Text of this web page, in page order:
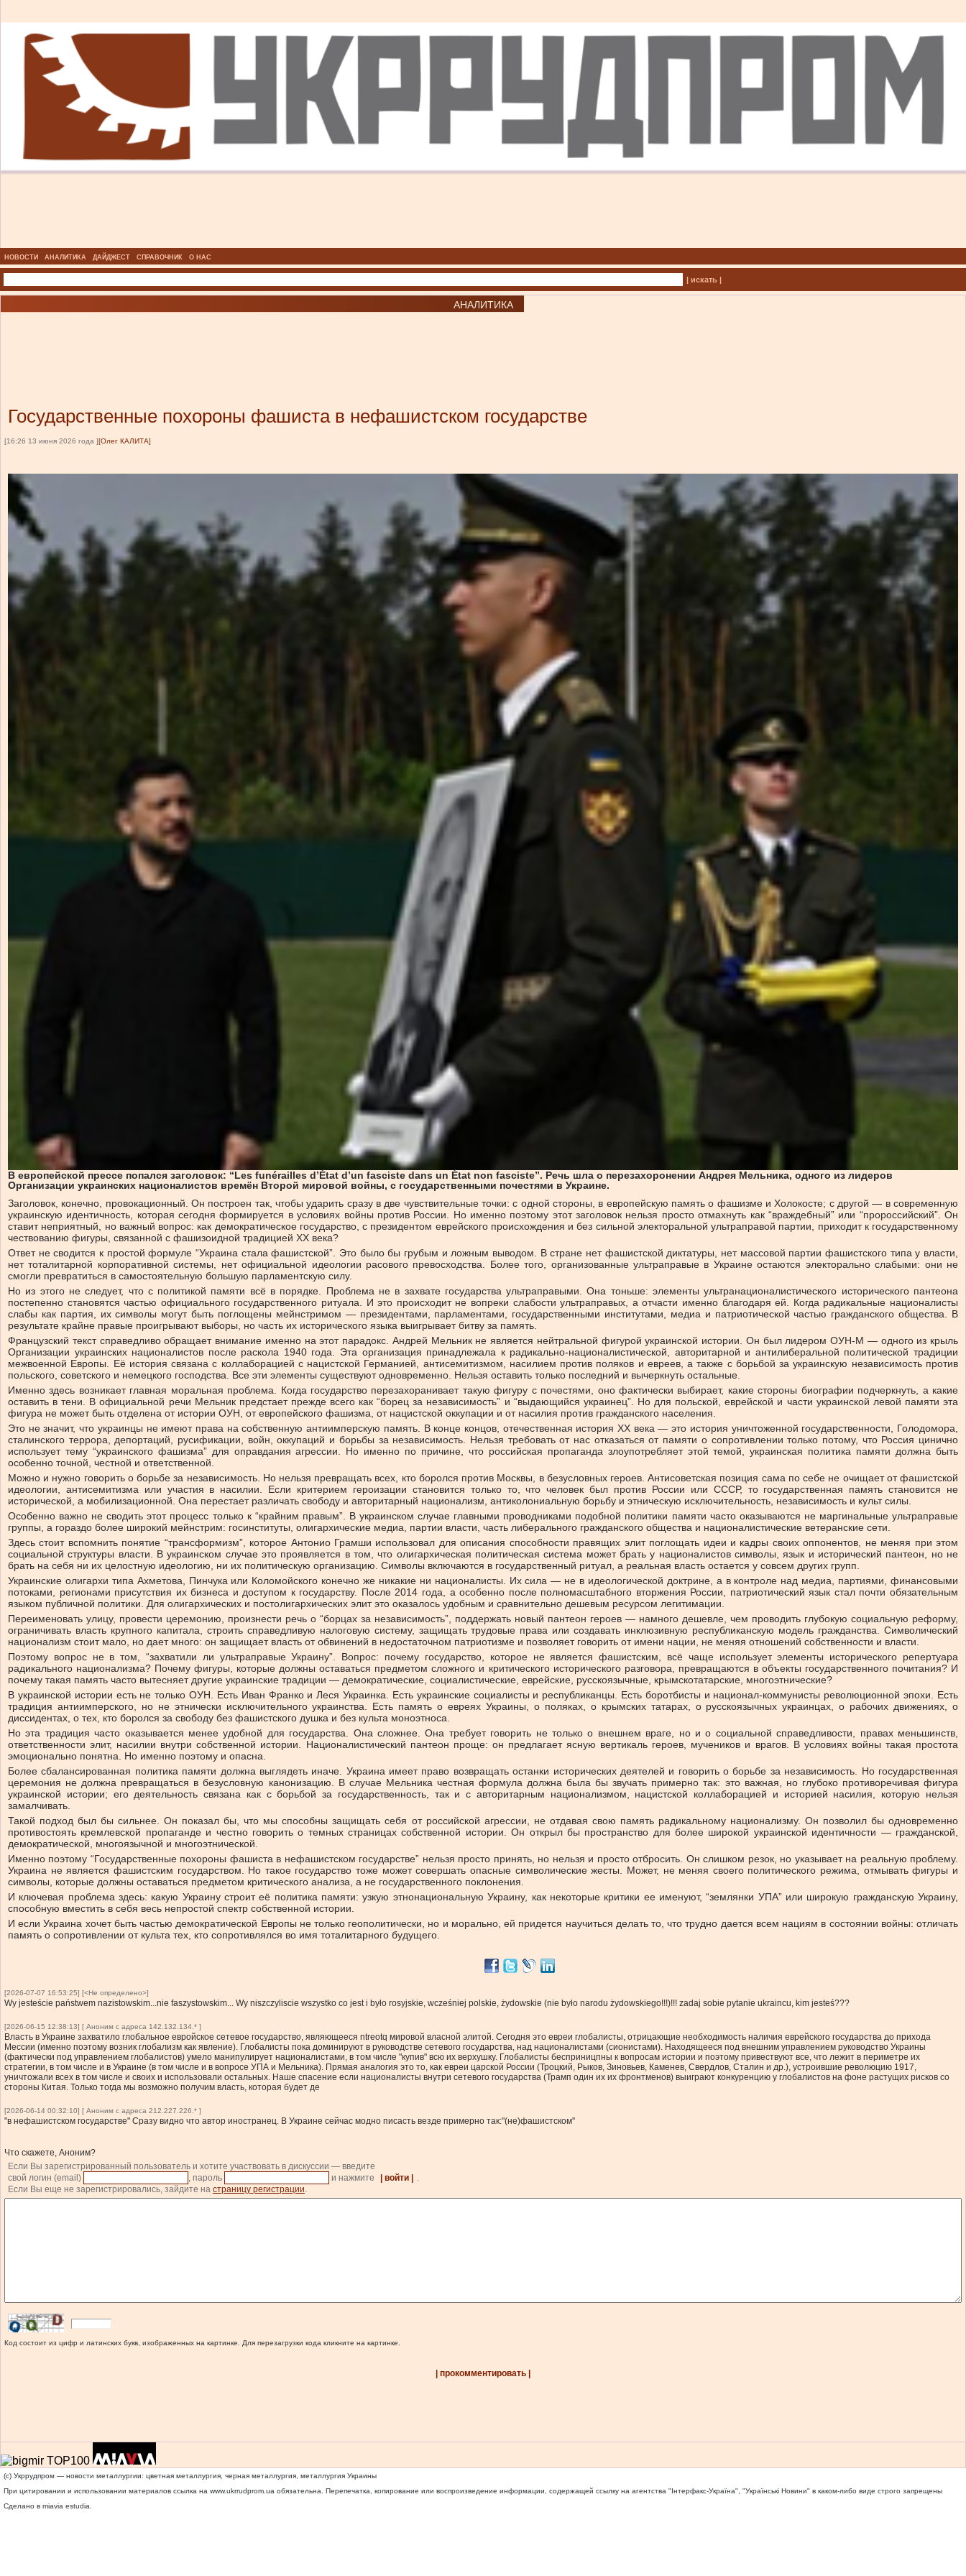
НОВОСТИ АНАЛИТИКА ДАЙДЖЕСТ СПРАВОЧНИК О НАС
| искать |
АНАЛИТИКА
Государственные похороны фашиста в нефашистском государстве
[16:26 13 июня 2026 года ][Олег КАЛИТА]
В европейской прессе попался заголовок: “Les funérailles d’État d’un fasciste dans un État non fasciste”. Речь шла о перезахоронении Андрея Мельника, одного из лидеров
Организации украинских националистов времён Второй мировой войны, с государственными почестями в Украине.
Заголовок, конечно, провокационный. Он построен так, чтобы ударить сразу в две чувствительные точки: с одной стороны, в европейскую память о фашизме и Холокосте; с другой — в современную
украинскую идентичность, которая сегодня формируется в условиях войны против России. Но именно поэтому этот заголовок нельзя просто отмахнуть как “враждебный” или “пророссийский”. Он
ставит неприятный, но важный вопрос: как демократическое государство, с президентом еврейского происхождения и без сильной электоральной ультраправой партии, приходит к государственному
чествованию фигуры, связанной с фашизоидной традицией XX века?
Ответ не сводится к простой формуле “Украина стала фашистской”. Это было бы грубым и ложным выводом. В стране нет фашистской диктатуры, нет массовой партии фашистского типа у власти,
нет тоталитарной корпоративной системы, нет официальной идеологии расового превосходства. Более того, организованные ультраправые в Украине остаются электорально слабыми: они не
смогли превратиться в самостоятельную большую парламентскую силу.
Но из этого не следует, что с политикой памяти всё в порядке. Проблема не в захвате государства ультраправыми. Она тоньше: элементы ультранационалистического исторического пантеона
постепенно становятся частью официального государственного ритуала. И это происходит не вопреки слабости ультраправых, а отчасти именно благодаря ей. Когда радикальные националисты
слабы как партия, их символы могут быть поглощены мейнстримом — президентами, парламентами, государственными институтами, медиа и патриотической частью гражданского общества. В
результате крайне правые проигрывают выборы, но часть их исторического языка выигрывает битву за память.
Французский текст справедливо обращает внимание именно на этот парадокс. Андрей Мельник не является нейтральной фигурой украинской истории. Он был лидером ОУН-М — одного из крыль
Организации украинских националистов после раскола 1940 года. Эта организация принадлежала к радикально-националистической, авторитарной и антилиберальной политической традиции
межвоенной Европы. Её история связана с коллаборацией с нацистской Германией, антисемитизмом, насилием против поляков и евреев, а также с борьбой за украинскую независимость против
польского, советского и немецкого господства. Все эти элементы существуют одновременно. Нельзя оставить только последний и вычеркнуть остальные.
Именно здесь возникает главная моральная проблема. Когда государство перезахоранивает такую фигуру с почестями, оно фактически выбирает, какие стороны биографии подчеркнуть, а какие
оставить в тени. В официальной речи Мельник предстает прежде всего как “борец за независимость” и “выдающийся украинец”. Но для польской, еврейской и части украинской левой памяти эта
фигура не может быть отделена от истории ОУН, от европейского фашизма, от нацистской оккупации и от насилия против гражданского населения.
Это не значит, что украинцы не имеют права на собственную антиимперскую память. В конце концов, отечественная история XX века — это история уничтоженной государственности, Голодомора,
сталинского террора, депортаций, русификации, войн, оккупаций и борьбы за независимость. Нельзя требовать от нас отказаться от памяти о сопротивлении только потому, что Россия цинично
использует тему “украинского фашизма” для оправдания агрессии. Но именно по причине, что российская пропаганда злоупотребляет этой темой, украинская политика памяти должна быть
особенно точной, честной и ответственной.
Можно и нужно говорить о борьбе за независимость. Но нельзя превращать всех, кто боролся против Москвы, в безусловных героев. Антисоветская позиция сама по себе не очищает от фашистской
идеологии, антисемитизма или участия в насилии. Если критерием героизации становится только то, что человек был против России или СССР, то государственная память становится не
исторической, а мобилизационной. Она перестает различать свободу и авторитарный национализм, антиколониальную борьбу и этническую исключительность, независимость и культ силы.
Особенно важно не сводить этот процесс только к “крайним правым”. В украинском случае главными проводниками подобной политики памяти часто оказываются не маргинальные ультраправые
группы, а гораздо более широкий мейнстрим: госинституты, олигархические медиа, партии власти, часть либерального гражданского общества и националистические ветеранские сети.
Здесь стоит вспомнить понятие “трансформизм”, которое Антонио Грамши использовал для описания способности правящих элит поглощать идеи и кадры своих оппонентов, не меняя при этом
социальной структуры власти. В украинском случае это проявляется в том, что олигархическая политическая система может брать у националистов символы, язык и исторический пантеон, но не
брать на себя ни их целостную идеологию, ни их политическую организацию. Символы включаются в государственный ритуал, а реальная власть остается у совсем других групп.
Украинские олигархи типа Ахметова, Пинчука или Коломойского конечно же никакие ни националисты. Их сила — не в идеологической доктрине, а в контроле над медиа, партиями, финансовыми
потоками, регионами присутствия их бизнеса и доступом к государству. После 2014 года, а особенно после полномасштабного вторжения России, патриотический язык стал почти обязательным
языком публичной политики. Для олигархических и постолигархических элит это оказалось удобным и сравнительно дешевым ресурсом легитимации.
Переименовать улицу, провести церемонию, произнести речь о “борцах за независимость”, поддержать новый пантеон героев — намного дешевле, чем проводить глубокую социальную реформу,
ограничивать власть крупного капитала, строить справедливую налоговую систему, защищать трудовые права или создавать инклюзивную республиканскую модель гражданства. Символический
национализм стоит мало, но дает много: он защищает власть от обвинений в недостаточном патриотизме и позволяет говорить от имени нации, не меняя отношений собственности и власти.
Поэтому вопрос не в том, “захватили ли ультраправые Украину”. Вопрос: почему государство, которое не является фашистским, всё чаще использует элементы исторического репертуара
радикального национализма? Почему фигуры, которые должны оставаться предметом сложного и критического исторического разговора, превращаются в объекты государственного почитания? И
почему такая память часто вытесняет другие украинские традиции — демократические, социалистические, еврейские, русскоязычные, крымскотатарские, многоэтнические?
В украинской истории есть не только ОУН. Есть Иван Франко и Леся Украинка. Есть украинские социалисты и республиканцы. Есть боротбисты и национал-коммунисты революционной эпохи. Есть
традиция антиимперского, но не этнически исключительного украинства. Есть память о евреях Украины, о поляках, о крымских татарах, о русскоязычных украинцах, о рабочих движениях, о
диссидентах, о тех, кто боролся за свободу без фашистского душка и без культа моноэтноса.
Но эта традиция часто оказывается менее удобной для государства. Она сложнее. Она требует говорить не только о внешнем враге, но и о социальной справедливости, правах меньшинств,
ответственности элит, насилии внутри собственной истории. Националистический пантеон проще: он предлагает ясную вертикаль героев, мучеников и врагов. В условиях войны такая простота
эмоционально понятна. Но именно поэтому и опасна.
Более сбалансированная политика памяти должна выглядеть иначе. Украина имеет право возвращать останки исторических деятелей и говорить о борьбе за независимость. Но государственная
церемония не должна превращаться в безусловную канонизацию. В случае Мельника честная формула должна была бы звучать примерно так: это важная, но глубоко противоречивая фигура
украинской истории; его деятельность связана как с борьбой за государственность, так и с авторитарным национализмом, нацистской коллаборацией и историей насилия, которую нельзя
замалчивать.
Такой подход был бы сильнее. Он показал бы, что мы способны защищать себя от российской агрессии, не отдавая свою память радикальному национализму. Он позволил бы одновременно
противостоять кремлевской пропаганде и честно говорить о темных страницах собственной истории. Он открыл бы пространство для более широкой украинской идентичности — гражданской,
демократической, многоязычной и многоэтнической.
Именно поэтому “Государственные похороны фашиста в нефашистском государстве” нельзя просто принять, но нельзя и просто отбросить. Он слишком резок, но указывает на реальную проблему.
Украина не является фашистским государством. Но такое государство тоже может совершать опасные символические жесты. Может, не меняя своего политического режима, отмывать фигуры и
символы, которые должны оставаться предметом критического анализа, а не государственного поклонения.
И ключевая проблема здесь: какую Украину строит её политика памяти: узкую этнонациональную Украину, как некоторые критики ее именуют, “землянки УПА” или широкую гражданскую Украину,
способную вместить в себя весь непростой спектр собственной истории.
И если Украина хочет быть частью демократической Европы не только геополитически, но и морально, ей придется научиться делать то, что трудно дается всем нациям в состоянии войны: отличать
память о сопротивлении от культа тех, кто сопротивлялся во имя тоталитарного будущего.
[2026-07-07 16:53:25] [<Не определено>]
Wy jesteście państwem nazistowskim...nie faszystowskim... Wy niszczyliscie wszystko co jest i było rosyjskie, wcześniej polskie, żydowskie (nie było narodu żydowskiego!!!)!!! zadaj sobie pytanie ukraincu, kim jesteś???
[2026-06-15 12:38:13] [ Аноним с адреса 142.132.134.* ]
Власть в Украине захватило глобальное евройское сетевое государство, являющееся ntreotq мировой власной элитой. Сегодня это евреи глобалисты, отрицающие необходимость наличия еврейского государства до прихода
Мессии (именно поэтому возник глобализм как явление). Глобалисты пока доминируют в руководстве сетевого государства, над националистами (сионистами). Находящееся под внешним управлением руководство Украины
(фактически под управлением глобалистов) умело манипулирует националистами, в том числе "купив" всю их верхушку. Глобалисты бесприницпны к вопросам истории и поэтому привествуют все, что лежит в периметре их
стратегии, в том числе и в Украине (в том числе и в вопросе УПА и Мельника). Прямая аналогия это то, как евреи царской России (Троцкий, Рыков, Зиновьев, Каменев, Свердлов, Сталин и др.), устроившие революцию 1917,
уничтожали всех в том числе и своих и использовали остальных. Наше спасение если националисты внутри сетевого государства (Трамп один их их фронтменов) выиграют конкуренцию у глобалистов на фоне растущих рисков со
стороны Китая. Только тогда мы возможно получим власть, которая будет де
[2026-06-14 00:32:10] [ Аноним с адреса 212.227.226.* ]
"в нефашистском государстве" Сразу видно что автор иностранец. В Украине сейчас модно писасть везде примерно так:"(не)фашистском"
Что скажете, Аноним?
Если Вы зарегистрированный пользователь и хотите участвовать в дискуссии — введите
свой логин (email)
, пароль и нажмите | войти |
.
Если Вы еще не зарегистрировались, зайдите на страницу регистрации.
Код состоит из цифр и латинских букв, изображенных на картинке. Для перезагрузки кода кликните на картинке.
| прокомментировать |
(c) Укррудпром — новости металлургии: цветная металлургия, черная металлургия, металлургия Украины
При цитировании и использовании материалов ссылка на www.ukrrudprom.ua обязательна. Перепечатка, копирование или воспроизведение информации, содержащей ссылку на агентства "Iнтерфакс-Україна", "Українськi Новини" в каком-либо виде строго запрещены
Сделано в miavia estudia.